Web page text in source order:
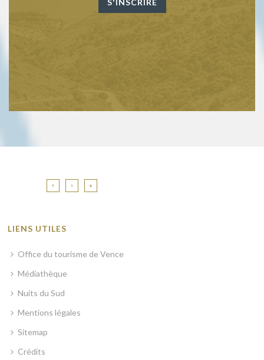
LIENS UTILES
Office du tourisme de Vence
Médiathèque
Nuits du Sud
Mentions légales
Sitemap
Crédits